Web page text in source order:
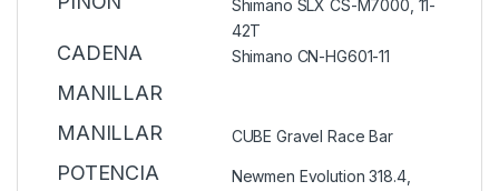
Shimano SLX CS-M7000, 11-
42T
CADENA Shimano CN-HG601-11
MANILLAR
MANILLAR
CUBE Gravel Race Bar
POTENCIA
Newmen Evolution 318.4,